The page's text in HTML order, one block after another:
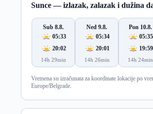
Sunce — izlazak, zalazak i dužina
Sub 8.8.
05:33
20:02
14h 29min
Ned 9.8.
05:34
20:01
14h 26min
Pon 10.8.
05:35
19:59
14h 24min
Vremena su izračunata za koordinate lokacije po
Europe/Belgrade.